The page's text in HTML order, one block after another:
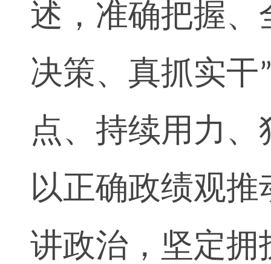
述，准确把握、
决策、真抓实干
点、持续用力
以正确政绩观
讲政治，坚定拥